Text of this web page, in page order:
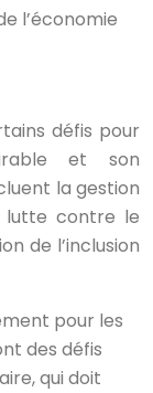
l’économie
défis pour
et son
la gestion
lutte contre le
de l’inclusion
pour les
des défis
qui doit